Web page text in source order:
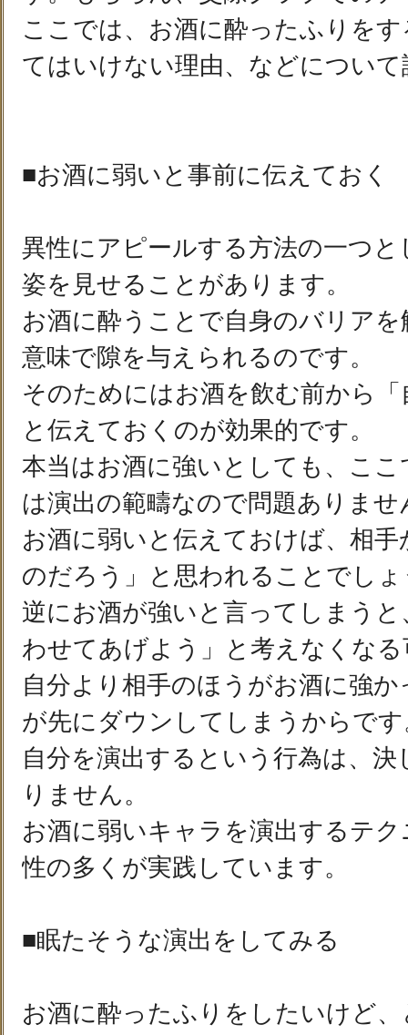
ここでは、お酒に酔ったふりを
てはいけない理由、などについ
■お酒に弱いと事前に伝えておく
異性にアピールする方法の一つ
姿を見せることがあります。
お酒に酔うことで自身のバリア
意味で隙を与えられるのです。
そのためにはお酒を飲む前から
と伝えておくのが効果的です。
本当はお酒に強いとしても、こ
は演出の範疇なので問題ありませ
お酒に弱いと伝えておけば、相
のだろう」と思われることでしょ
逆にお酒が強いと言ってしまう
わせてあげよう」と考えなくな
自分より相手のほうがお酒に強
が先にダウンしてしまうからです
自分を演出するという行為は、
りません。
お酒に弱いキャラを演出するテ
性の多くが実践しています。
■眠たそうな演出をしてみる
お酒に酔ったふりをしたいけど